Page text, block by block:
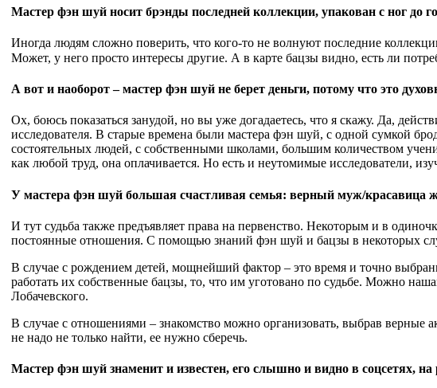
Мастер фэн шуй носит брэнды последней коллекции, упакован с ног до
Иногда людям сложно поверить, что кого-то не волнуют последние
Может, у него просто интересы другие. А в карте бацзы видно, есть ли
А вот и наоборот – мастер фэн шуй не берет деньги, потому что это
Ох, боюсь показаться занудой, но вы уже догадаетесь, что я скажу. Да,
исследователя. В старые времена были мастера фэн шуй, с одной сумкой
состоятельных людей, с собственными школами, большим количеством
как любой труд, она оплачивается. Но есть и неутомимые исследователи,
У мастера фэн шуй большая счастливая семья: верный муж/красавица
И тут судьба также предъявляет права на первенство. Некоторым и в
постоянные отношения. С помощью знаний фэн шуй и бацзы в некоторых
В случае с рождением детей, мощнейший фактор – это время и точно
работать их собственные бацзы, то, что им уготовано по судьбе. Можно
Лобачевского.
В случае с отношениями – знакомство можно организовать, выбрав верные
не надо не только найти, ее нужно сберечь.
Мастер фэн шуй знаменит и известен, его слышно и видно в соцсетях,